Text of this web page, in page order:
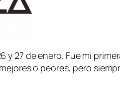
27 de enero. Fue mi
o peores, pero